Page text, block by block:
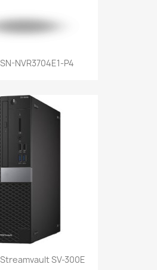
NVR3704E1-P4
SV-300E